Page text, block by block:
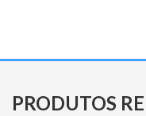
PRODUTOS